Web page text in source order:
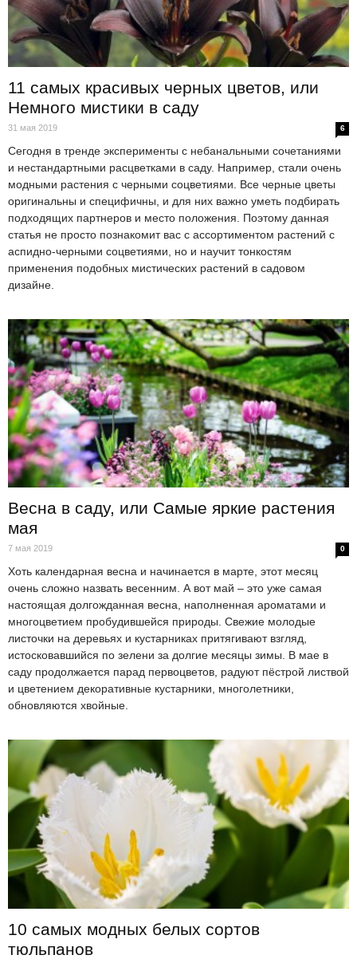
11 самых красивых черных цветов, или
Немного мистики в саду
31 мая 2019 6
Сегодня в тренде эксперименты с небанальными сочетаниями
и нестандартными расцветками в саду. Например, стали очень
модными растения с черными соцветиями. Все черные цветы
оригинальны и специфичны, и для них важно уметь подбирать
подходящих партнеров и место положения. Поэтому данная
статья не просто познакомит вас с ассортиментом растений с
аспидно-черными соцветиями, но и научит тонкостям
применения подобных мистических растений в садовом
дизайне.
Весна в саду, или Самые яркие растения
мая
7 мая 2019 0
Хоть календарная весна и начинается в марте, этот месяц
очень сложно назвать весенним. А вот май – это уже самая
настоящая долгожданная весна, наполненная ароматами и
многоцветием пробудившейся природы. Свежие молодые
листочки на деревьях и кустарниках притягивают взгляд,
истосковавшийся по зелени за долгие месяцы зимы. В мае в
саду продолжается парад первоцветов, радуют пёстрой листвой
и цветением декоративные кустарники, многолетники,
обновляются хвойные.
10 самых модных белых сортов
тюльпанов